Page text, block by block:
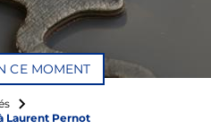
CE MOMENT
Laurent Pernot